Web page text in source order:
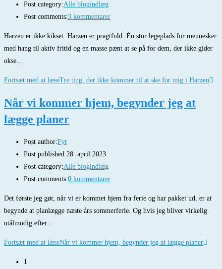
Post category:Alle blogindlæg
Post comments:3 kommentarer
Harzen er ikke kikset. Harzen er pragtfuld. Én stor legeplads for mennesker
med hang til aktiv fritid og en masse pænt at se på for dem, der ikke gider
okse…
Fortsæt med at læseTre ting, der ikke kommer til at ske for mig i Harzen
Når vi kommer hjem, begynder jeg at
lægge planer
Post author:Fyt
Post published:28. april 2023
Post category:Alle blogindlæg
Post comments:0 kommentarer
Det første jeg gør, når vi er kommet hjem fra ferie og har pakket ud, er at
begynde at planlægge næste års sommerferie. Og hvis jeg bliver virkelig
utålmodig efter…
Fortsæt med at læseNår vi kommer hjem, begynder jeg at lægge planer
1